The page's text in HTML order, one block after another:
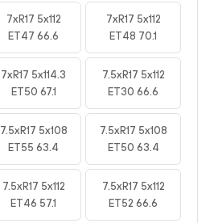
7xR17 5x112
ET47 66.6
7xR17 5x112
ET48 70.1
7xR17 5x114.3
ET50 67.1
7.5xR17 5x112
ET30 66.6
7.5xR17 5x108
ET55 63.4
7.5xR17 5x108
ET50 63.4
7.5xR17 5x112
ET46 57.1
7.5xR17 5x112
ET52 66.6